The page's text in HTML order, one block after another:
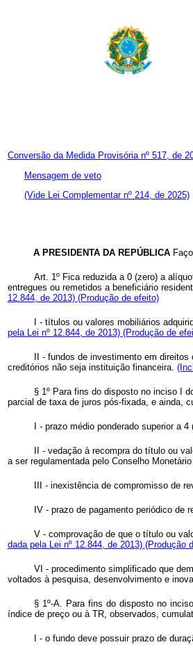
Conversão da Medida Provisória nº 517, de
Mensagem de veto
(Vide Lei Complementar nº 214, de 2025)
A PRESIDENTA DA REPÚBLICA
Art. 1º Fica reduzida a 0 (zero) a
entregues ou remetidos a beneficiário
12.844, de 2013) (Produção de efeito)
I - títulos ou valores mobiliários
pela Lei nº 12.844, de 2013) (Produção de
II - fundos de investimento em
creditórios não seja instituição financeira.
§ 1º Para fins do disposto no inciso I
parcial de taxa de juros pós-fixada, e ainda,
I - prazo médio ponderado superior a 4
II - vedação à recompra do título ou
a ser regulamentada pelo Conselho
III - inexistência de compromisso de
IV - prazo de pagamento periódico de
V - comprovação de que o título ou
dada pela Lei nº 12.844, de 2013) (Produção
VI - procedimento simplificado que
voltados à pesquisa, desenvolvimento e
§ 1º-A. Para fins do disposto no
índice de preço ou à TR, observados,
I - o fundo deve possuir prazo de